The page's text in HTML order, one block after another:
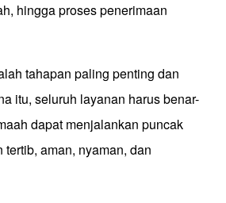
hingga proses penerimaan
tahapan paling penting dan
itu, seluruh layanan harus benar-
dapat menjalankan puncak
aman, nyaman, dan